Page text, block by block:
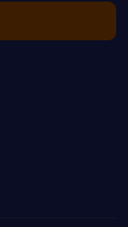
op Youtube
op